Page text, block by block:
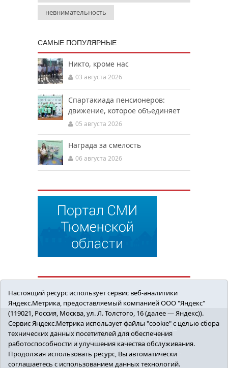
невнимательность
САМЫЕ ПОПУЛЯРНЫЕ
Никто, кроме нас
03 августа 2026
Спартакиада пенсионеров:
движение, которое объединяет
05 августа 2026
Награда за смелость
06 августа 2026
ПОЛИТИКА ОБЩЕСТВО
ЗДОРОВЬЕ
КУЛЬТУРА
БЕЗОПАСНОСТЬ
16+ © 2018 Сорокинский район в деталях.
Новости Сорокинского района
Настоящий ресурс использует сервис веб-аналитики
Яндекс.Метрика, предоставляемый компанией ООО "Яндекс"
(119021, Россия, Москва, ул. Л. Толстого, 16 (далее — Яндекс)).
Сервис Яндекс.Метрика использует файлы "cookie" с целью сбора
технических данных посетителей для обеспечения
работоспособности и улучшения качества обслуживания.
Продолжая использовать ресурс, Вы автоматически
соглашаетесь с использованием данных технологий.